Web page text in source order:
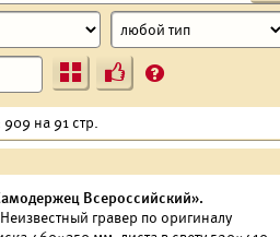
Ъ ?
909 на 91 стр.
Всероссийский».
гравер по оригиналу